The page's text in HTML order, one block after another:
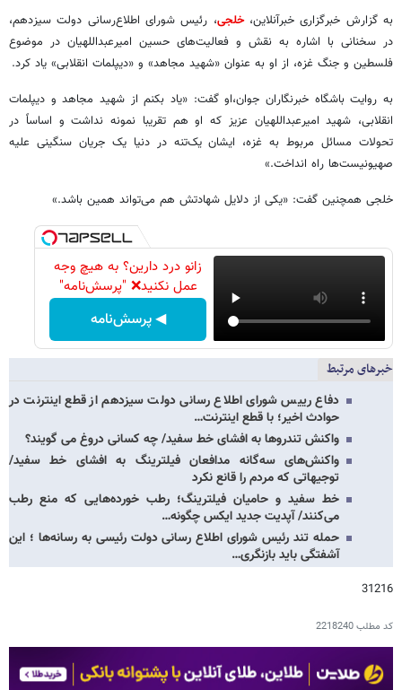
به گزارش خبرگزاری خبرآنلاین، خلجی، رئیس شورای اطلاع‌رسانی دولت سیزدهم،
در سخنانی با اشاره به نقش و فعالیت‌های حسین امیرعبداللهیان در موضوع
فلسطین و جنگ غزه، از او به عنوان «شهید مجاهد» و «دیپلمات انقلابی» یاد کرد.
به روایت باشگاه خبرنگاران جوان،او گفت: «یاد بکنم از شهید مجاهد و دیپلمات
انقلابی، شهید امیرعبداللهیان عزیز که او هم تقریبا نمونه نداشت و اساساً در
تحولات مسائل مربوط به غزه، ایشان یک‌تنه در دنیا یک جریان سنگینی علیه
صهیونیست‌ها راه انداخت.»
خلجی همچنین گفت: «یکی از دلایل شهادتش هم می‌تواند همین باشد.»
زانو درد دارین؟ به هیچ وجه
عمل نکنید❌ "پرسش‌نامه"
◀ پرسش‌نامه
خبرهای مرتبط
دفاع رییس شورای اطلاع رسانی دولت سیزدهم از قطع اینترنت در
حوادث اخیر؛ با قطع اینترنت…
واکنش تندروها به افشای خط سفید/ چه کسانی دروغ می گویند؟
واکنش‌های سه‌گانه مدافعان فیلترینگ به افشای خط سفید/
توجیهاتی که مردم را قانع نکرد
خط سفید و حامیان فیلترینگ؛ رطب خورده‌هایی که منع رطب
می‌کنند/ آپدیت جدید ایکس چگونه…
حمله تند رئیس شورای اطلاع رسانی دولت رئیسی به رسانه‌ها ؛ این
آشفتگی باید بازنگری…
31216
کد مطلب2218240